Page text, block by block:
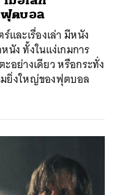
ฟุตบอล
ละเรื่องเล่า มีหนัง
นัง ทั้งในแง่เกมการ
อย่างเดียว หรือกระทั่ง
มยิ่งใหญ่ของฟุตบอล